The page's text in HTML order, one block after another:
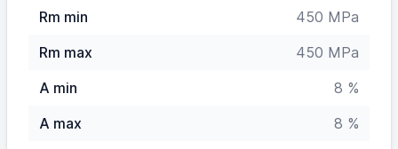
Rm min
450 MPa
Rm max
450 MPa
A min
8 %
A max
8 %